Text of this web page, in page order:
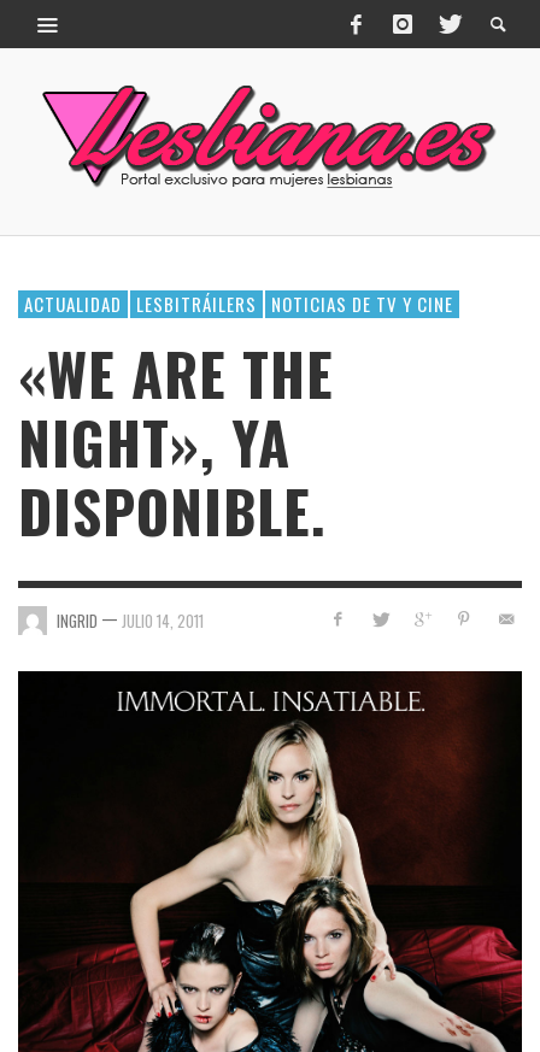
ACTUALIDAD LESBITRÁILERS NOTICIAS DE TV Y CINE
«WE ARE THE
NIGHT», YA
DISPONIBLE.
INGRID — JULIO 14, 2011